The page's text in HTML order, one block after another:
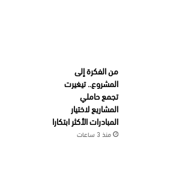
من الفكرة إلى
المشروع.. تيغيرت
تجمع حاملي
المشاريع لاختيار
المبادرات الأكثر ابتكارا
منذ 3 ساعات